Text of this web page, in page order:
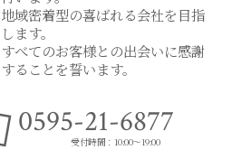
地域密着型の喜ばれる会社を目指
します。
すべてのお客様との出会いに感謝
することを誓います。
0595-21-6877
受付時間：10:00～19:00